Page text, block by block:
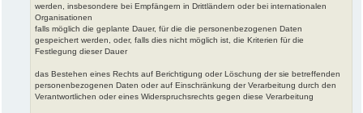
werden, insbesondere bei Empfängern in Drittländern oder bei internationalen
Organisationen
falls möglich die geplante Dauer, für die die personenbezogenen Daten
gespeichert werden, oder, falls dies nicht möglich ist, die Kriterien für die
Festlegung dieser Dauer
das Bestehen eines Rechts auf Berichtigung oder Löschung der sie betreffenden
personenbezogenen Daten oder auf Einschränkung der Verarbeitung durch den
Verantwortlichen oder eines Widerspruchsrechts gegen diese Verarbeitung